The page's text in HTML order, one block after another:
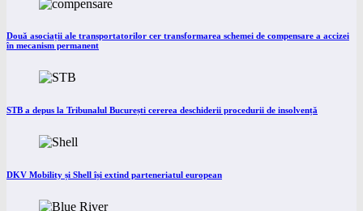
Două asociații ale transportatorilor cer transformarea schemei de compensare a accizei
în mecanism permanent
STB a depus la Tribunalul București cererea deschiderii procedurii de insolvență
DKV Mobility și Shell își extind parteneriatul european